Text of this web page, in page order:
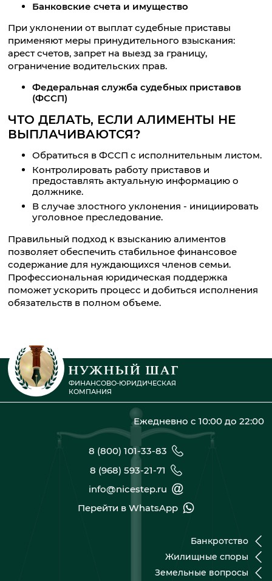
Банковские счета и имущество
При уклонении от выплат судебные приставы
применяют меры принудительного взыскания:
арест счетов, запрет на выезд за границу,
ограничение водительских прав.
Федеральная служба судебных приставов
(ФССП)
ЧТО ДЕЛАТЬ, ЕСЛИ АЛИМЕНТЫ НЕ
ВЫПЛАЧИВАЮТСЯ?
Обратиться в ФССП с исполнительным листом.
Контролировать работу приставов и
предоставлять актуальную информацию о
должнике.
В случае злостного уклонения - инициировать
уголовное преследование.
Правильный подход к взысканию алиментов
позволяет обеспечить стабильное финансовое
содержание для нуждающихся членов семьи.
Профессиональная юридическая поддержка
поможет ускорить процесс и добиться исполнения
обязательств в полном объеме.
ФИНАНСОВО-ЮРИДИЧЕСКАЯ
КОМПАНИЯ
Ежедневно с 10:00 до 22:00
8 (800) 101-33-83
8 (968) 593-21-71
info@nicestep.ru
Перейти в WhatsApp
Банкротство
Жилищные споры
Земельные вопросы